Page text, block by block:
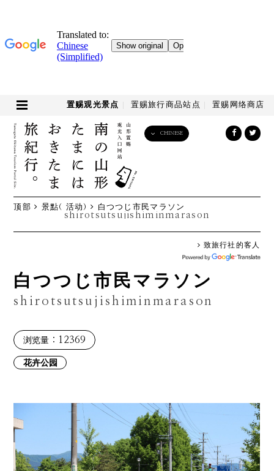
置赐观光景点 置赐旅行商品站点 置赐网络商店
CHINESE
繁體中文
顶部 景點( 活动) 白つつじ市民マラソン
shirotsutsujishiminmarason
致旅行社的客人
白つつじ市民マラソン
shirotsutsujishiminmarason
浏览量 ：12369
花卉公园